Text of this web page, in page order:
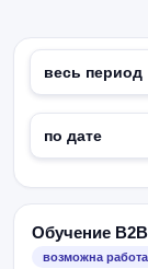
Обучение
возможна